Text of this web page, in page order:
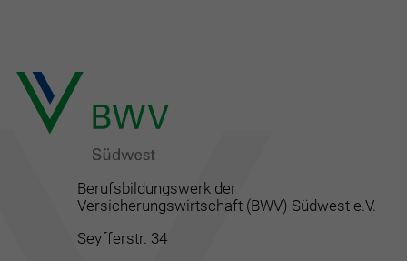
Berufsbildungswerk der
Versicherungswirtschaft (BWV) Südwest e.V.
Seyfferstr. 34